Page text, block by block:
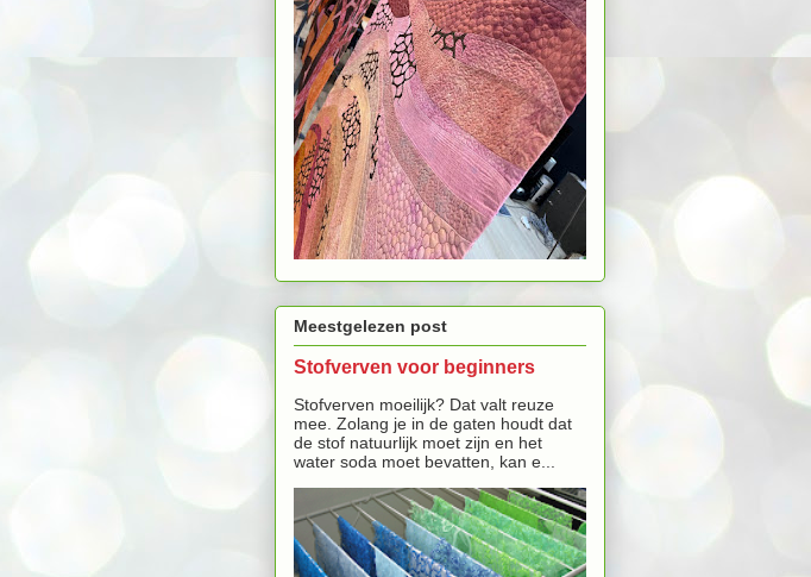
Meestgelezen post
Stofverven voor beginners
Stofverven moeilijk? Dat valt reuze
mee. Zolang je in de gaten houdt dat
de stof natuurlijk moet zijn en het
water soda moet bevatten, kan e...